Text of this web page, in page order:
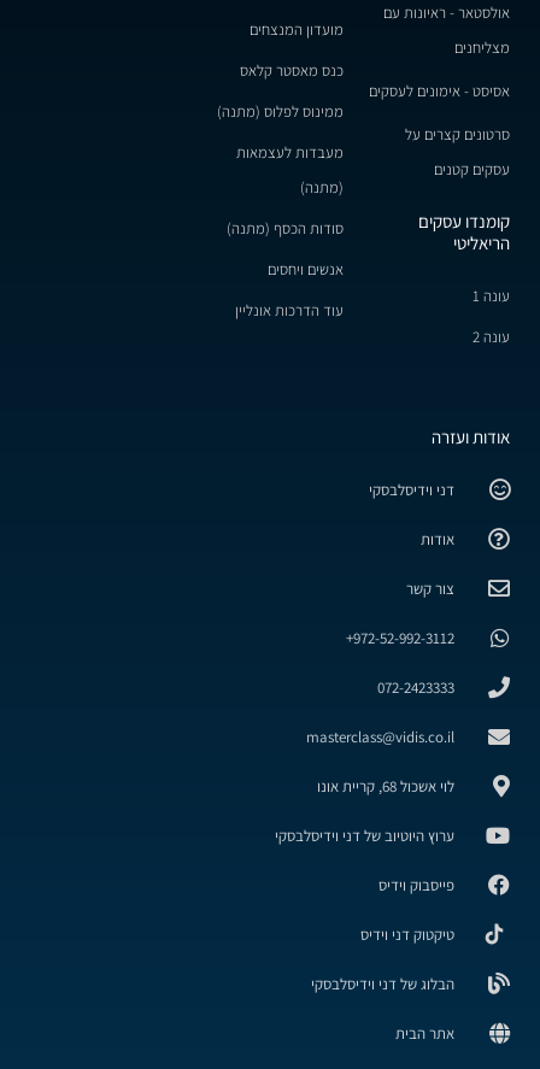
אולסטאר - ראיונות עם
מצליחנים
אסיסט - אימונים לעסקים
סרטונים קצרים על
עסקים קטנים
קומנדו עסקים
הריאליטי
עונה 1
עונה 2
מועדון המנצחים
כנס מאסטר קלאס
ממינוס לפלוס (מתנה)
מעבדות לעצמאות
(מתנה)
סודות הכסף (מתנה)
אנשים ויחסים
עוד הדרכות אונליין
אודות ועזרה
דני וידיסלבסקי
אודות
צור קשר
972-52-992-3112+
072-2423333
masterclass@vidis.co.il
לוי אשכול 68, קריית אונו
ערוץ היוטיוב של דני וידיסלבסקי
פייסבוק וידיס
טיקטוק דני וידיס
הבלוג של דני וידיסלבסקי
אתר הבית